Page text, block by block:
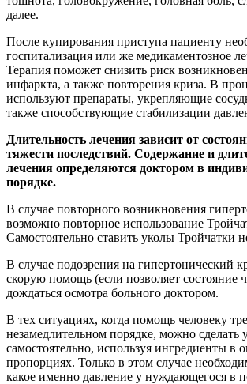
далее.
После купирования приступа пациенту
госпитализация или же медикаментозное
Терапия поможет снизить риск
инфаркта, а также повторения криза. В
используют препараты, укрепляющие
также способствующие стабилизации
Длительность лечения зависит от
тяжести последствий. Содержание и
лечения определяются доктором в
порядке.
В случае повторного возникновения
возможно повторное использование
Самостоятельно ставить уколы Тройчатки
В случае подозрения на гипертонический
скорую помощь (если позволяет состояние
дождаться осмотра больного доктором.
В тех ситуациях, когда помощь человеку
незамедлительном порядке, можно сделать
самостоятельно, используя ингредиенты
пропорциях. Только в этом случае
какое именно давление у нуждающегося в